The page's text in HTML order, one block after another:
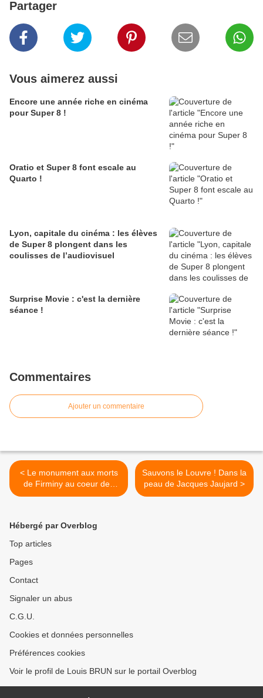
Partager
Vous aimerez aussi
Encore une année riche en cinéma
pour Super 8 !
Oratio et Super 8 font escale au
Quarto !
Lyon, capitale du cinéma : les élèves
de Super 8 plongent dans les
coulisses de l’audiovisuel
Surprise Movie : c'est la dernière
séance !
Commentaires
Ajouter un commentaire
< Le monument aux morts
de Firminy au coeur des
polémiques
Sauvons le Louvre ! Dans la
peau de Jacques Jaujard >
Hébergé par Overblog
Top articles
Pages
Contact
Signaler un abus
C.G.U.
Cookies et données personnelles
Préférences cookies
Voir le profil de Louis BRUN sur le portail Overblog